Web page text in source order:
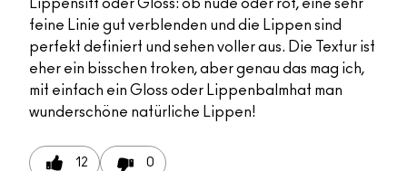
Lippensift oder Gloss: ob nude oder rot, eine sehr
feine Linie gut verblenden und die Lippen sind
perfekt definiert und sehen voller aus. Die Textur ist
eher ein bisschen troken, aber genau das mag ich,
mit einfach ein Gloss oder Lippenbalmhat man
wunderschöne natürliche Lippen!
12 0